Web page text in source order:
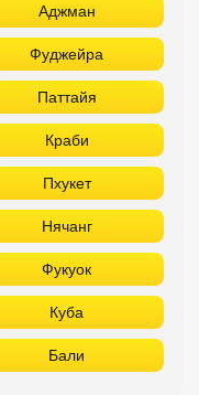
Нячанг
Фукуок
Куба
Бали
звезды
фильтры
Аланья